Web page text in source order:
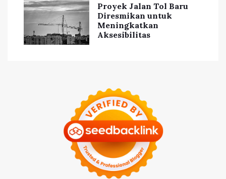
Proyek Jalan Tol Baru
Diresmikan untuk
Meningkatkan
Aksesibilitas